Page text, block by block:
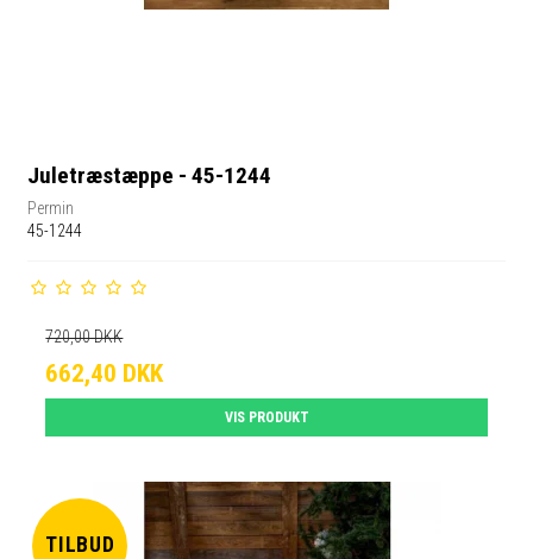
Juletræstæppe - 45-1244
Permin
45-1244
720,00 DKK
662,40 DKK
VIS PRODUKT
TILBUD